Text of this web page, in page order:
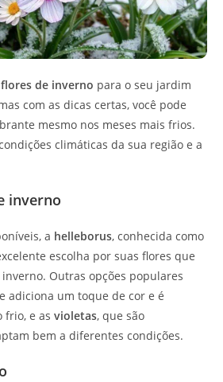
de inverno para o seu jardim
com as dicas certas, você pode
mesmo nos meses mais frios.
climáticas da sua região e a
inverno
a helleborus, conhecida como
escolha por suas flores que
Outras opções populares
adiciona um toque de cor e é
frio, e as violetas, que são
bem a diferentes condições.